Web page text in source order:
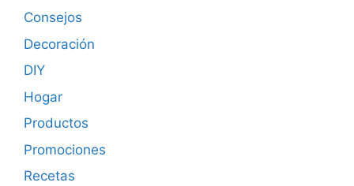
Consejos
Decoración
DIY
Hogar
Productos
Promociones
Recetas